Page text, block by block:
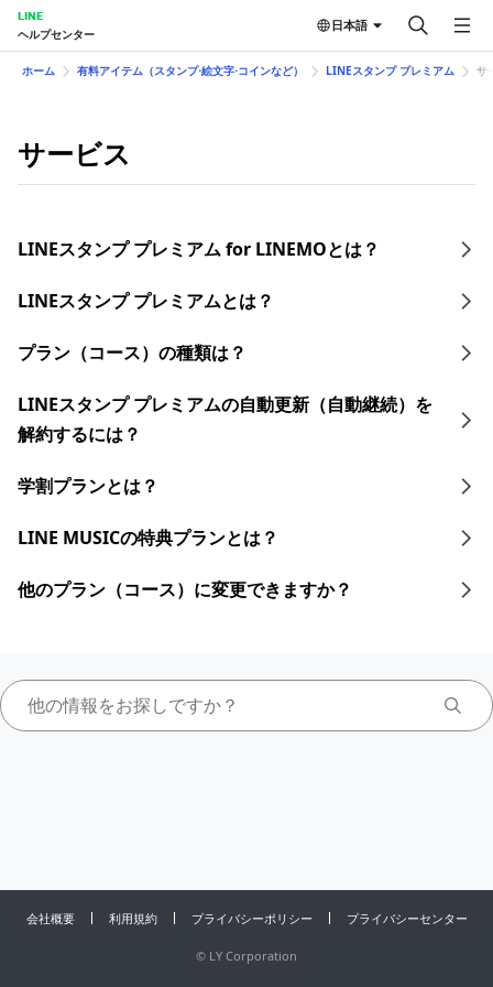
LINE
ヘルプセンター
日本語
ホーム 有料アイテム（スタンプ⋅絵文字⋅コインなど） LINEスタンプ プレミアム サ
サービス
LINEスタンプ プレミアム for LINEMOとは？
LINEスタンプ プレミアムとは？
プラン（コース）の種類は？
LINEスタンプ プレミアムの自動更新（自動継続）を
解約するには？
学割プランとは？
LINE MUSICの特典プランとは？
他のプラン（コース）に変更できますか？
会社概要 利用規約 プライバシーポリシー プライバシーセンター
© LY Corporation